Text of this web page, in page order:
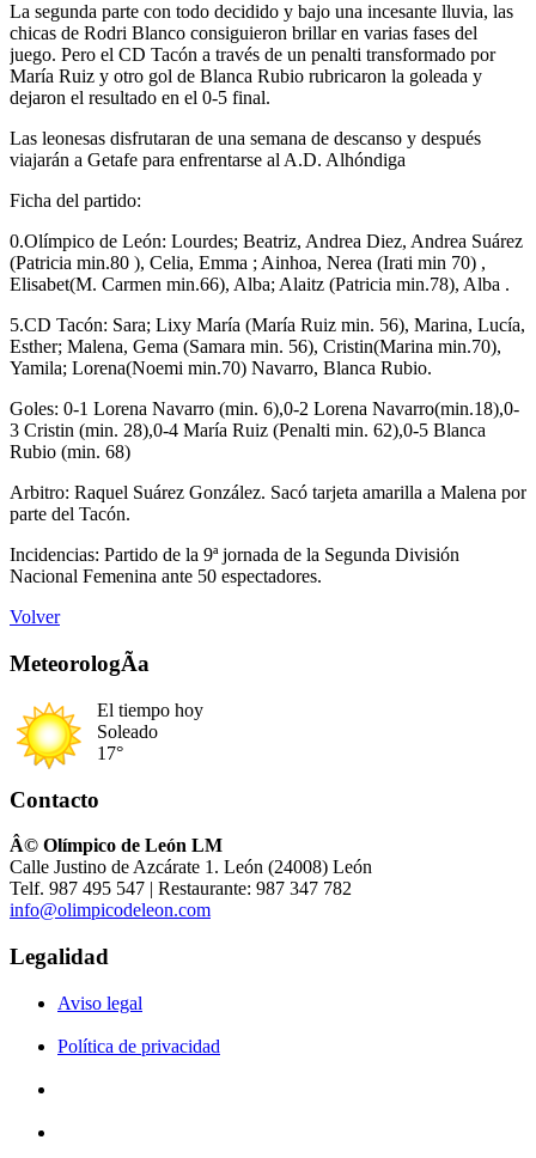
La segunda parte con todo decidido y bajo una incesante lluvia, las
chicas de Rodri Blanco consiguieron brillar en varias fases del
juego. Pero el CD Tacón a través de un penalti transformado por
María Ruiz y otro gol de Blanca Rubio rubricaron la goleada y
dejaron el resultado en el 0-5 final.
Las leonesas disfrutaran de una semana de descanso y después
viajarán a Getafe para enfrentarse al A.D. Alhóndiga
Ficha del partido:
0.Olímpico de León: Lourdes; Beatriz, Andrea Diez, Andrea Suárez
(Patricia min.80 ), Celia, Emma ; Ainhoa, Nerea (Irati min 70) ,
Elisabet(M. Carmen min.66), Alba; Alaitz (Patricia min.78), Alba .
5.CD Tacón: Sara; Lixy María (María Ruiz min. 56), Marina, Lucía,
Esther; Malena, Gema (Samara min. 56), Cristin(Marina min.70),
Yamila; Lorena(Noemi min.70) Navarro, Blanca Rubio.
Goles: 0-1 Lorena Navarro (min. 6),0-2 Lorena Navarro(min.18),0-
3 Cristin (min. 28),0-4 María Ruiz (Penalti min. 62),0-5 Blanca
Rubio (min. 68)
Arbitro: Raquel Suárez González. Sacó tarjeta amarilla a Malena por
parte del Tacón.
Incidencias: Partido de la 9ª jornada de la Segunda División
Nacional Femenina ante 50 espectadores.
Volver
MeteorologÃ­a
El tiempo hoy
Soleado
17°
Contacto
Â© Olímpico de León LM
Calle Justino de Azcárate 1. León (24008) León
Telf. 987 495 547 | Restaurante: 987 347 782
info@olimpicodeleon.com
Legalidad
Aviso legal
Política de privacidad